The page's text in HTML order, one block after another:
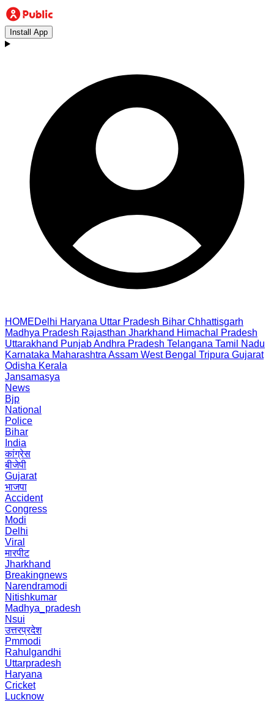
Install App
HOMEDelhi Haryana Uttar Pradesh Bihar Chhattisgarh
Madhya Pradesh Rajasthan Jharkhand Himachal Pradesh
Uttarakhand PunjabAndhra Pradesh Telangana Tamil Nadu
Karnataka Maharashtra Assam West Bengal Tripura Gujarat
Odisha Kerala
Jansamasya
News
Bjp
National
Police
Bihar
India
कांग्रेस
बीजेपी
Gujarat
भाजपा
Accident
Congress
Modi
Delhi
Viral
मारपीट
Jharkhand
Breakingnews
Narendramodi
Nitishkumar
Madhya_pradesh
Nsui
उत्तरप्रदेश
Pmmodi
Rahulgandhi
Uttarpradesh
Haryana
Cricket
Lucknow